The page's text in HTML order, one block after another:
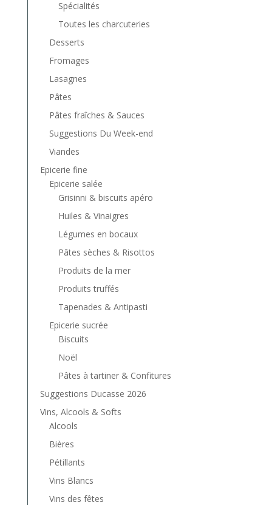
Spécialités
Toutes les charcuteries
Desserts
Fromages
Lasagnes
Pâtes
Pâtes fraîches & Sauces
Suggestions Du Week-end
Viandes
Epicerie fine
Epicerie salée
Grisinni & biscuits apéro
Huiles & Vinaigres
Légumes en bocaux
Pâtes sèches & Risottos
Produits de la mer
Produits truffés
Tapenades & Antipasti
Epicerie sucrée
Biscuits
Noël
Pâtes à tartiner & Confitures
Suggestions Ducasse 2026
Vins, Alcools & Softs
Alcools
Bières
Pétillants
Vins Blancs
Vins des fêtes